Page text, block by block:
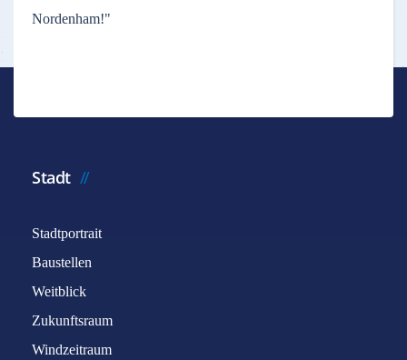
Nordenham!"
Stadt
Stadtportrait
Baustellen
Weitblick
Zukunftsraum
Windzeitraum